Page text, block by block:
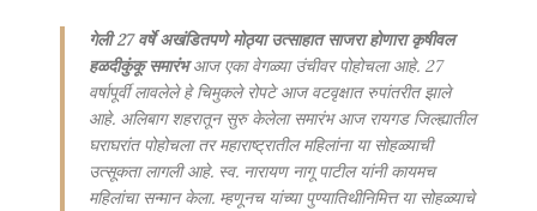
गेली 27 वर्षे अखंडितपणे मोठ्या उत्साहात साजरा होणारा कृषीवल
हळदीकुंकू समारंभआज एका वेगळ्या उंचीवर पोहोचला आहे. 27
वर्षापूर्वी लावलेले हे चिमुकले रोपटे आज वटवृक्षात रुपांतरीत झाले
आहे. अलिबाग शहरातून सुरु केलेला समारंभ आज रायगड जिल्ह्यातील
घराघरांत पोहोचला तर महाराष्ट्रातील महिलांना या सोहळ्याची
उत्सूकता लागली आहे. स्व. नारायण नागू पाटील यांनी कायमच
महिलांचा सन्मान केला. म्हणूनच यांच्या पुण्यातिथीनिमित्त या सोहळ्याचे